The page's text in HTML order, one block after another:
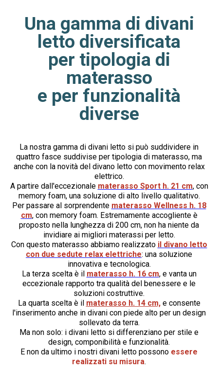
Una gamma di divani
letto diversificata
per tipologia di
materasso
e per funzionalità
diverse
La nostra gamma di divani letto si può suddividere in
quattro fasce suddivise per tipologia di materasso, ma
anche con la novità del divano letto con movimento relax
elettrico.
A partire dall'eccezionale materasso Sport h. 21 cm,con
memory foam, una soluzione di alto livello qualitativo.
Per passare al sorprendente materasso Wellness h. 18
cm, con memory foam. Estremamente accogliente è
proposto nella lunghezza di 200 cm, non ha niente da
invidiare ai migliori materassi per letto.
Con questo materasso abbiamo realizzato il divano letto
con due sedute relax elettriche: una soluzione
innovativa e tecnologica.
La terza scelta è il materasso h. 16 cm, e vanta un
eccezionale rapporto tra qualità del benessere e le
soluzioni costruttive.
La quarta scelta è il materasso h. 14 cm,e consente
l'inserimento anche in divani con piede alto per un design
sollevato da terra.
Ma non solo: i divani letto si differenziano per stile e
design, componibilità e funzionalità.
E non da ultimo i nostri divani letto possono essere
realizzati su misura.